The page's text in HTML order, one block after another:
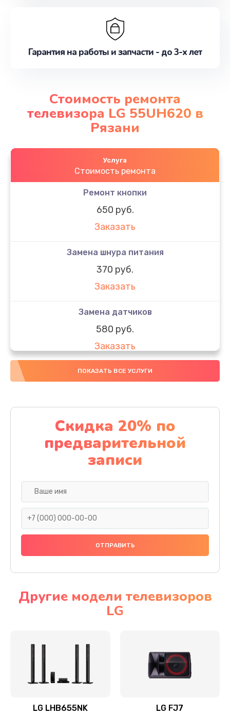
Гарантия на работы и запчасти - до 3-х лет
Стоимость ремонта
телевизора LG 55UH620 в
Рязани
Услуга
Стоимость ремонта
Ремонт кнопки
650 руб.
Заказать
Замена шнура питания
370 руб.
Заказать
Замена датчиков
580 руб.
Заказать
Комплексная чистка
Заказать
Замена дисплея (экрана)
2000 руб.
Заказать
Ремонт платы электроники
Прошивка
Ремонт механики привода
Ремонт / замена кнопок, клавиш, индикаторов,
ПОКАЗАТЬ ВСЕ УСЛУГИ
Скидка 20% по
предварительной
записи
Другие модели телевизоров
LG
LG LHB655NK LG FJ7